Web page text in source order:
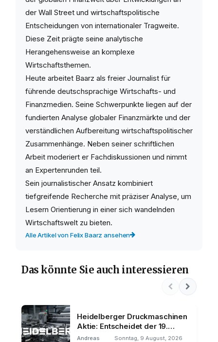
der Wall Street und wirtschaftspolitische
Entscheidungen von internationaler Tragweite.
Diese Zeit prägte seine analytische
Herangehensweise an komplexe
Wirtschaftsthemen.
Heute arbeitet Baarz als freier Journalist für
führende deutschsprachige Wirtschafts- und
Finanzmedien. Seine Schwerpunkte liegen auf der
fundierten Analyse globaler Finanzmärkte und der
verständlichen Aufbereitung wirtschaftspolitischer
Zusammenhänge. Neben seiner schriftlichen
Arbeit moderiert er Fachdiskussionen und nimmt
an Expertenrunden teil.
Sein journalistischer Ansatz kombiniert
tiefgreifende Recherche mit präziser Analyse, um
Lesern Orientierung in einer sich wandelnden
Wirtschaftswelt zu bieten.
Alle Artikel von Felix Baarz ansehen
Das könnte Sie auch interessieren
Heidelberger Druckmaschinen
Aktie: Entscheidet der 19.
August über den Trend?
Andreas
Sonntag, 9 August, 2026